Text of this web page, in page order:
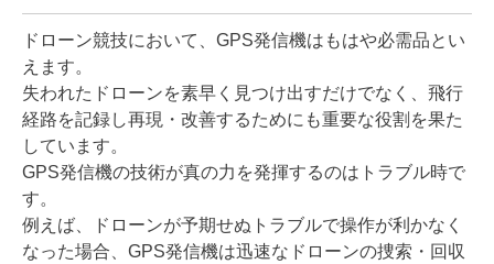
ドローン競技において、GPS発信機はもはや必需品とい
えます。
失われたドローンを素早く見つけ出すだけでなく、飛行
経路を記録し再現・改善するためにも重要な役割を果た
しています。
GPS発信機の技術が真の力を発揮するのはトラブル時で
す。
例えば、ドローンが予期せぬトラブルで操作が利かなく
なった場合、GPS発信機は迅速なドローンの捜索・回収